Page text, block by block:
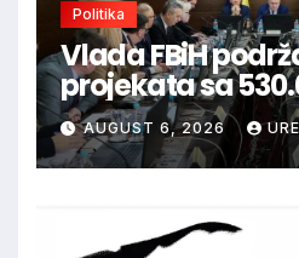
Politika
Vlada FBiH
projekata sa
AUGUST 6, 2026